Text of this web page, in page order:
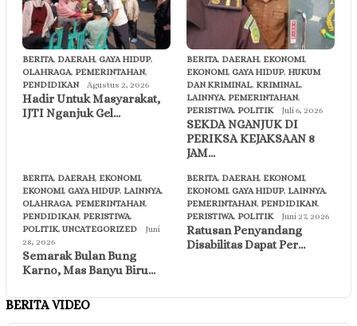
BERITA, DAERAH, GAYA HIDUP,
OLAHRAGA, PEMERINTAHAN,
PENDIDIKAN
Agustus 2, 2026
Hadir Untuk Masyarakat,
IJTI Nganjuk Gel…
BERITA, DAERAH, EKONOMI,
EKONOMI, GAYA HIDUP, HUKUM
DAN KRIMINAL, KRIMINAL,
LAINNYA, PEMERINTAHAN,
PERISTIWA, POLITIK Juli 6, 2026
SEKDA NGANJUK DI
PERIKSA KEJAKSAAN 8
JAM…
BERITA, DAERAH, EKONOMI,
EKONOMI, GAYA HIDUP, LAINNYA,
OLAHRAGA, PEMERINTAHAN,
PENDIDIKAN, PERISTIWA,
POLITIK, UNCATEGORIZED
Juni
28, 2026
Semarak Bulan Bung
Karno, Mas Banyu Biru…
BERITA, DAERAH, EKONOMI,
EKONOMI, GAYA HIDUP, LAINNYA,
PEMERINTAHAN, PENDIDIKAN,
PERISTIWA, POLITIK Juni 27, 2026
Ratusan Penyandang
Disabilitas Dapat Per…
BERITA VIDEO